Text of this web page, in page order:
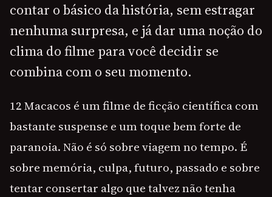
contar o básico da história, sem estragar
nenhuma surpresa, e já dar uma noção do
clima do filme para você decidir se
combina com o seu momento.
12 Macacos é um filme de ficção científica com
bastante suspense e um toque bem forte de
paranoia. Não é só sobre viagem no tempo. É
sobre memória, culpa, futuro, passado e sobre
tentar consertar algo que talvez não tenha